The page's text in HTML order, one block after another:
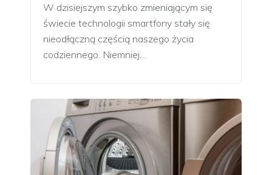
W dzisiejszym szybko zmieniającym się
świecie technologii smartfony stały się
nieodłączną częścią naszego życia
codziennego. Niemniej…